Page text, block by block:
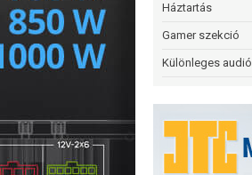
Háztartás
Gamer szekció
Különleges audió